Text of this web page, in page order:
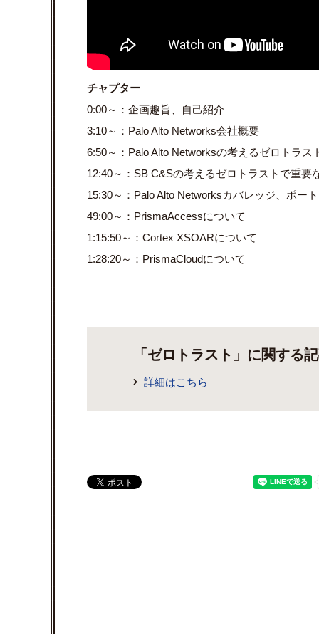
チャプター
0:00～：企画趣旨、自己紹介
3:10～：Palo Alto Networks会社概要
6:50～：Palo Alto Networksの考えるゼロトラス
12:40～：SB C&Sの考えるゼロトラストで重要
15:30～：Palo Alto Networksカバレッジ、ポー
49:00～：PrismaAccessについて
1:15:50～：Cortex XSOARについて
1:28:20～：PrismaCloudについて
「ゼロトラスト」に関する
詳細はこちら